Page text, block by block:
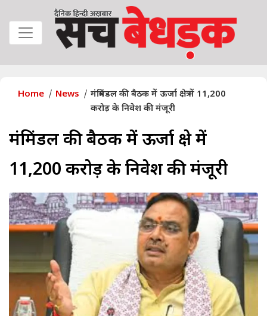
Home News
मंत्रिमंडल की बैठक में ऊर्जा क्षेत्र में 11,200
करोड़ के निवेश की मंजूरी
मंत्रिमंडल की बैठक में ऊर्जा क्षेत्र में
11,200 करोड़ के निवेश की मंजूरी